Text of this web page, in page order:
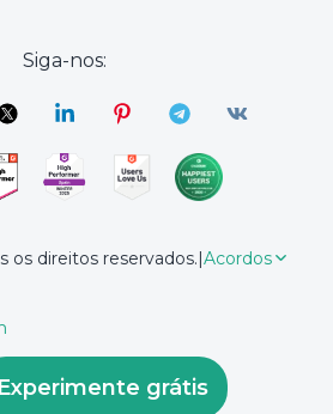
Siga-nos:
os direitos reservados.|Acordos
Experimente grátis